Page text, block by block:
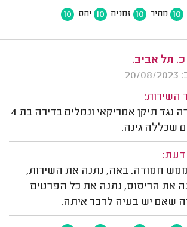
10 מחיר 10 זמנים 10 יחס 10
כ. תל אביב.
השירות:
הדברה נגד תיקן אמריקאי ונמלים בדירה בת 4
שכללה גינה.
דעת:
חמודה. באה, נתנה את השירות,
את הריסוס, נתנה את כל הפרטים
שאם יש בעיה לדבר איתה.